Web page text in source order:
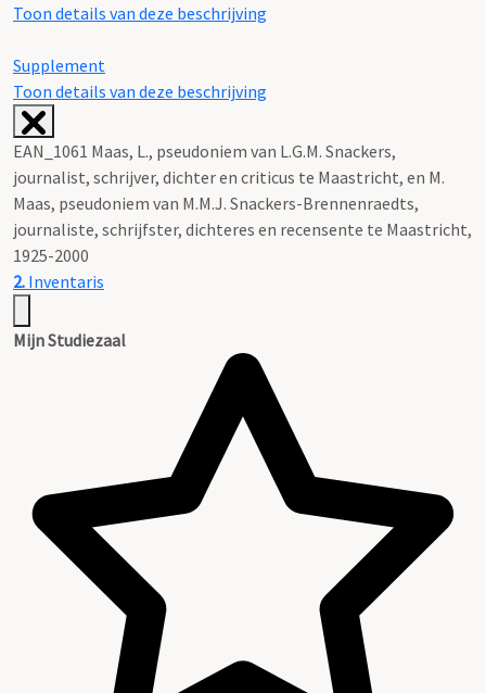
Toon details van deze beschrijving
Supplement
Toon details van deze beschrijving
EAN_1061 Maas, L., pseudoniem van L.G.M. Snackers,
journalist, schrijver, dichter en criticus te Maastricht, en M.
Maas, pseudoniem van M.M.J. Snackers-Brennenraedts,
journaliste, schrijfster, dichteres en recensente te Maastricht,
1925-2000
2. Inventaris
Mijn Studiezaal